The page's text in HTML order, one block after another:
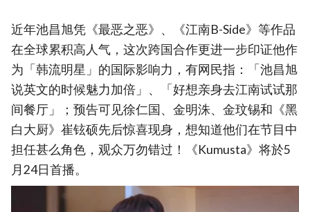
近年池昌旭凭《最恶之恶》、《江南B-Side》等作品
在全球累积高人气，这次跨国合作更进一步印证他作
为「韩流明星」的国际影响力，有网民指：「池昌旭
说英文的时候魅力加倍」、「好想亲身去江南试试那
间餐厅」；预告可见徐仁国、金明洙、金玟锡和《黑
白大厨》崔铉硕先后惊喜现身，想知道他们在节目中
担任甚么角色，观众万勿错过！《Kumusta》将於5
月24日首播。